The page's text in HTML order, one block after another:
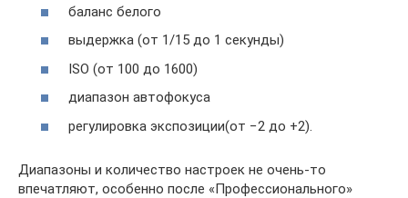
баланс белого
выдержка (от 1/15 до 1 секунды)
ISO (от 100 до 1600)
диапазон автофокуса
регулировка экспозиции(от −2 до +2).
Диапазоны и количество настроек не очень-то
впечатляют, особенно после «Профессионального»